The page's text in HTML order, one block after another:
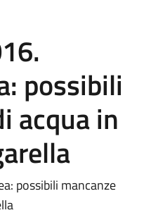
possibili
acqua in
possibili mancanze